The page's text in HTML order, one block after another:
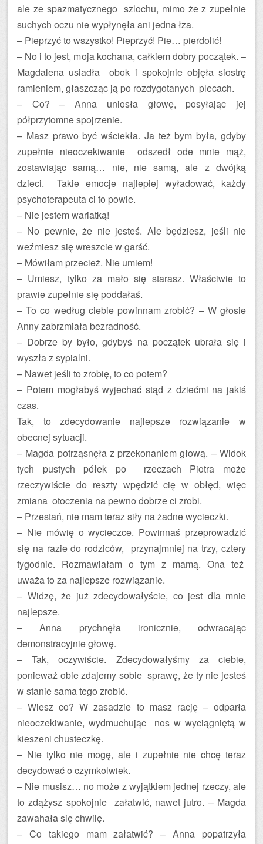
ale ze spazmatycznego szlochu, mimo że z zupełnie
suchych oczu nie wypłynęła ani jedna łza.
– Pieprzyć to wszystko! Pieprzyć! Pie… pierdolić!
– No i to jest, moja kochana, całkiem dobry początek. –
Magdalena usiadła obok i spokojnie objęła siostrę
ramieniem, głaszcząc ją po rozdygotanych plecach.
– Co? – Anna uniosła głowę, posyłając jej
półprzytomne spojrzenie.
– Masz prawo być wściekła. Ja też bym była, gdyby
zupełnie nieoczekiwanie odszedł ode mnie mąż,
zostawiając samą… nie, nie samą, ale z dwójką
dzieci. Takie emocje najlepiej wyładować, każdy
psychoterapeuta ci to powie.
– Nie jestem wariatką!
– No pewnie, że nie jesteś. Ale będziesz, jeśli nie
weźmiesz się wreszcie w garść.
– Mówiłam przecież. Nie umiem!
– Umiesz, tylko za mało się starasz. Właściwie to
prawie zupełnie się poddałaś.
– To co według ciebie powinnam zrobić? – W głosie
Anny zabrzmiała bezradność.
– Dobrze by było, gdybyś na początek ubrała się i
wyszła z sypialni.
– Nawet jeśli to zrobię, to co potem?
– Potem mogłabyś wyjechać stąd z dziećmi na jakiś
czas.
Tak, to zdecydowanie najlepsze rozwiązanie w
obecnej sytuacji.
– Magda potrząsnęła z przekonaniem głową. – Widok
tych pustych półek po rzeczach Piotra może
rzeczywiście do reszty wpędzić cię w obłęd, więc
zmiana otoczenia na pewno dobrze ci zrobi.
– Przestań, nie mam teraz siły na żadne wycieczki.
– Nie mówię o wycieczce. Powinnaś przeprowadzić
się na razie do rodziców, przynajmniej na trzy, cztery
tygodnie. Rozmawiałam o tym z mamą. Ona też
uważa to za najlepsze rozwiązanie.
– Widzę, że już zdecydowałyście, co jest dla mnie
najlepsze.
– Anna prychnęła ironicznie, odwracając
demonstracyjnie głowę.
– Tak, oczywiście. Zdecydowałyśmy za ciebie,
ponieważ obie zdajemy sobie sprawę, że ty nie jesteś
w stanie sama tego zrobić.
– Wiesz co? W zasadzie to masz rację – odparła
nieoczekiwanie, wydmuchując nos w wyciągniętą w
kieszeni chusteczkę.
– Nie tylko nie mogę, ale i zupełnie nie chcę teraz
decydować o czymkolwiek.
– Nie musisz… no może z wyjątkiem jednej rzeczy, ale
to zdążysz spokojnie załatwić, nawet jutro. – Magda
zawahała się chwilę.
– Co takiego mam załatwić? – Anna popatrzyła